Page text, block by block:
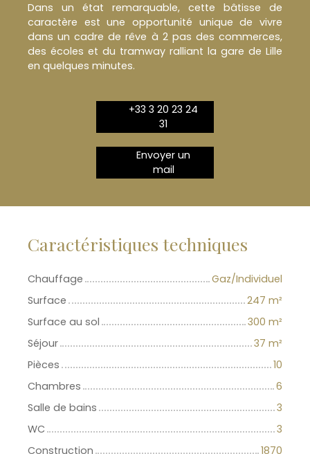
Dans un état remarquable, cette bâtisse de
caractère est une opportunité unique de vivre
dans un cadre de rêve à 2 pas des commerces,
des écoles et du tramway ralliant la gare de Lille
en quelques minutes.
+33 3 20 23 24
31
Envoyer un
mail
Caractéristiques techniques
Chauffage
Gaz/Individuel
Surface
247 m²
Surface au sol
300 m²
Séjour
37 m²
Pièces
10
Chambres
6
Salle de bains
3
WC
3
Construction
1870